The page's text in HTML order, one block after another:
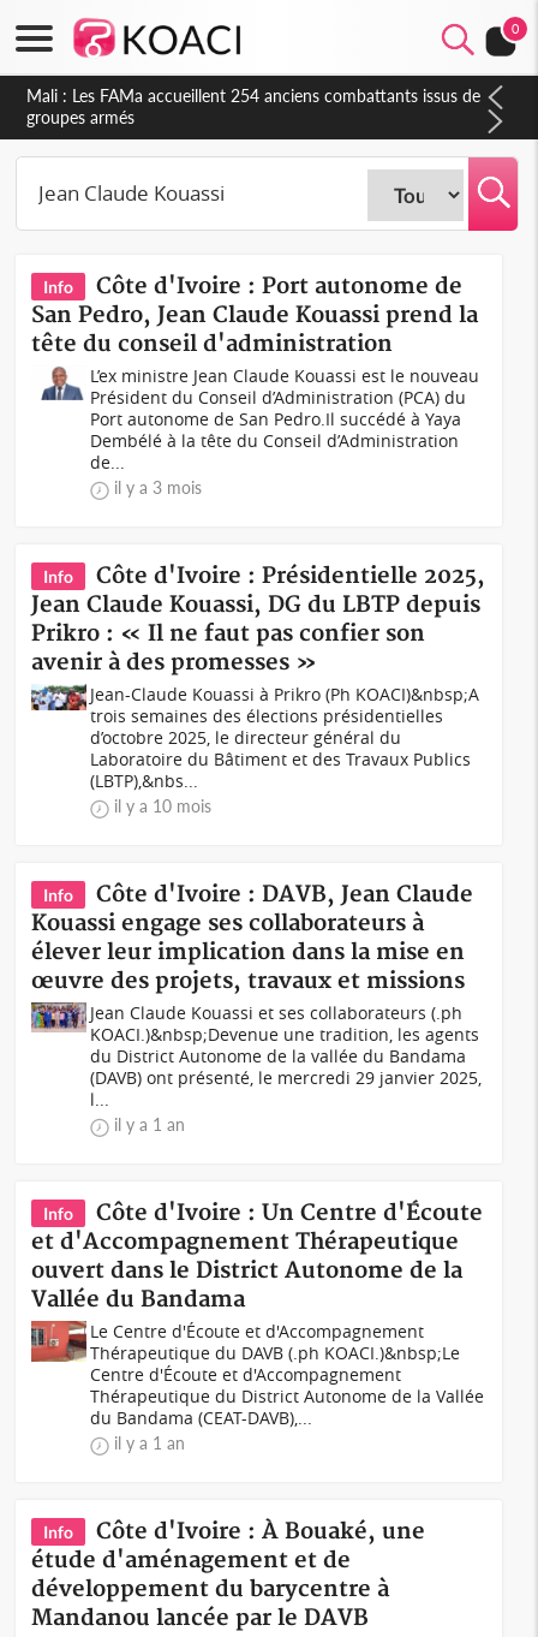
0
Côte d'Ivoire : Election FIF, le frère de feu Sidy Diallo se lance
dans la course
Info
Côte d'Ivoire : Port autonome de
San Pedro, Jean Claude Kouassi prend la
tête du conseil d'administration
L’ex ministre Jean Claude Kouassi est le nouveau
Président du Conseil d’Administration (PCA) du
Port autonome de San Pedro.Il succédé à Yaya
Dembélé à la tête du Conseil d’Administration
de...
il y a 3 mois
Info
Côte d'Ivoire : Présidentielle 2025,
Jean Claude Kouassi, DG du LBTP depuis
Prikro : « Il ne faut pas confier son
avenir à des promesses »
Jean-Claude Kouassi à Prikro (Ph KOACI)&nbsp;A
trois semaines des élections présidentielles
d’octobre 2025, le directeur général du
Laboratoire du Bâtiment et des Travaux Publics
(LBTP),&nbs...
il y a 10 mois
Info
Côte d'Ivoire : DAVB, Jean Claude
Kouassi engage ses collaborateurs à
élever leur implication dans la mise en
œuvre des projets, travaux et missions
Jean Claude Kouassi et ses collaborateurs (.ph
KOACI.)&nbsp;Devenue une tradition, les agents
du District Autonome de la vallée du Bandama
(DAVB) ont présenté, le mercredi 29 janvier 2025,
l...
il y a 1 an
Info
Côte d'Ivoire : Un Centre d'Écoute
et d'Accompagnement Thérapeutique
ouvert dans le District Autonome de la
Vallée du Bandama
Le Centre d'Écoute et d'Accompagnement
Thérapeutique du DAVB (.ph KOACI.)&nbsp;Le
Centre d'Écoute et d'Accompagnement
Thérapeutique du District Autonome de la Vallée
du Bandama (CEAT-DAVB),...
il y a 1 an
Info
Côte d'Ivoire : À Bouaké, une
étude d'aménagement et de
développement du barycentre à
Mandanou lancée par le DAVB